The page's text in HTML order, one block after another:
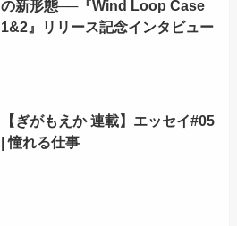
の新形態──『Wind Loop Case
1&2』リリース記念インタビュー
【ぎがもえか 連載】エッセイ#05
| 憧れる仕事